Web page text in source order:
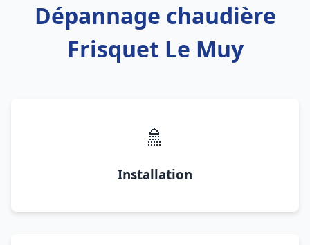
Dépannage chaudière
Frisquet Le Muy
🚿
Installation